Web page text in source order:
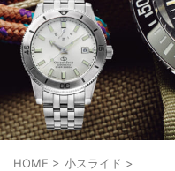
HOME > 小スライド >